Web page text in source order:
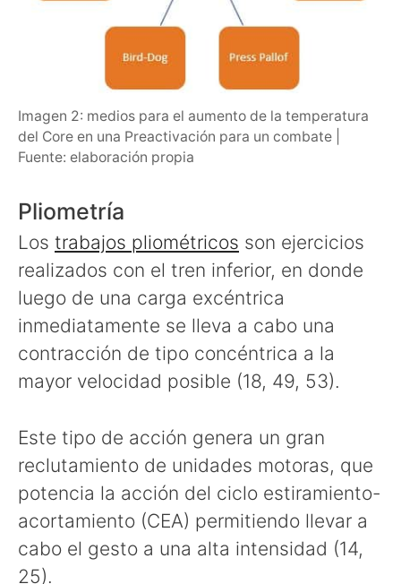
Imagen 2: medios para el aumento de la temperatura
del Core en una Preactivación para un combate |
Fuente: elaboración propia
Pliometría
Los trabajos pliométricos son ejercicios
realizados con el tren inferior, en donde
luego de una carga excéntrica
inmediatamente se lleva a cabo una
contracción de tipo concéntrica a la
mayor velocidad posible (18, 49, 53).
Este tipo de acción genera un gran
reclutamiento de unidades motoras, que
potencia la acción del ciclo estiramiento-
acortamiento (CEA) permitiendo llevar a
cabo el gesto a una alta intensidad (14,
25).